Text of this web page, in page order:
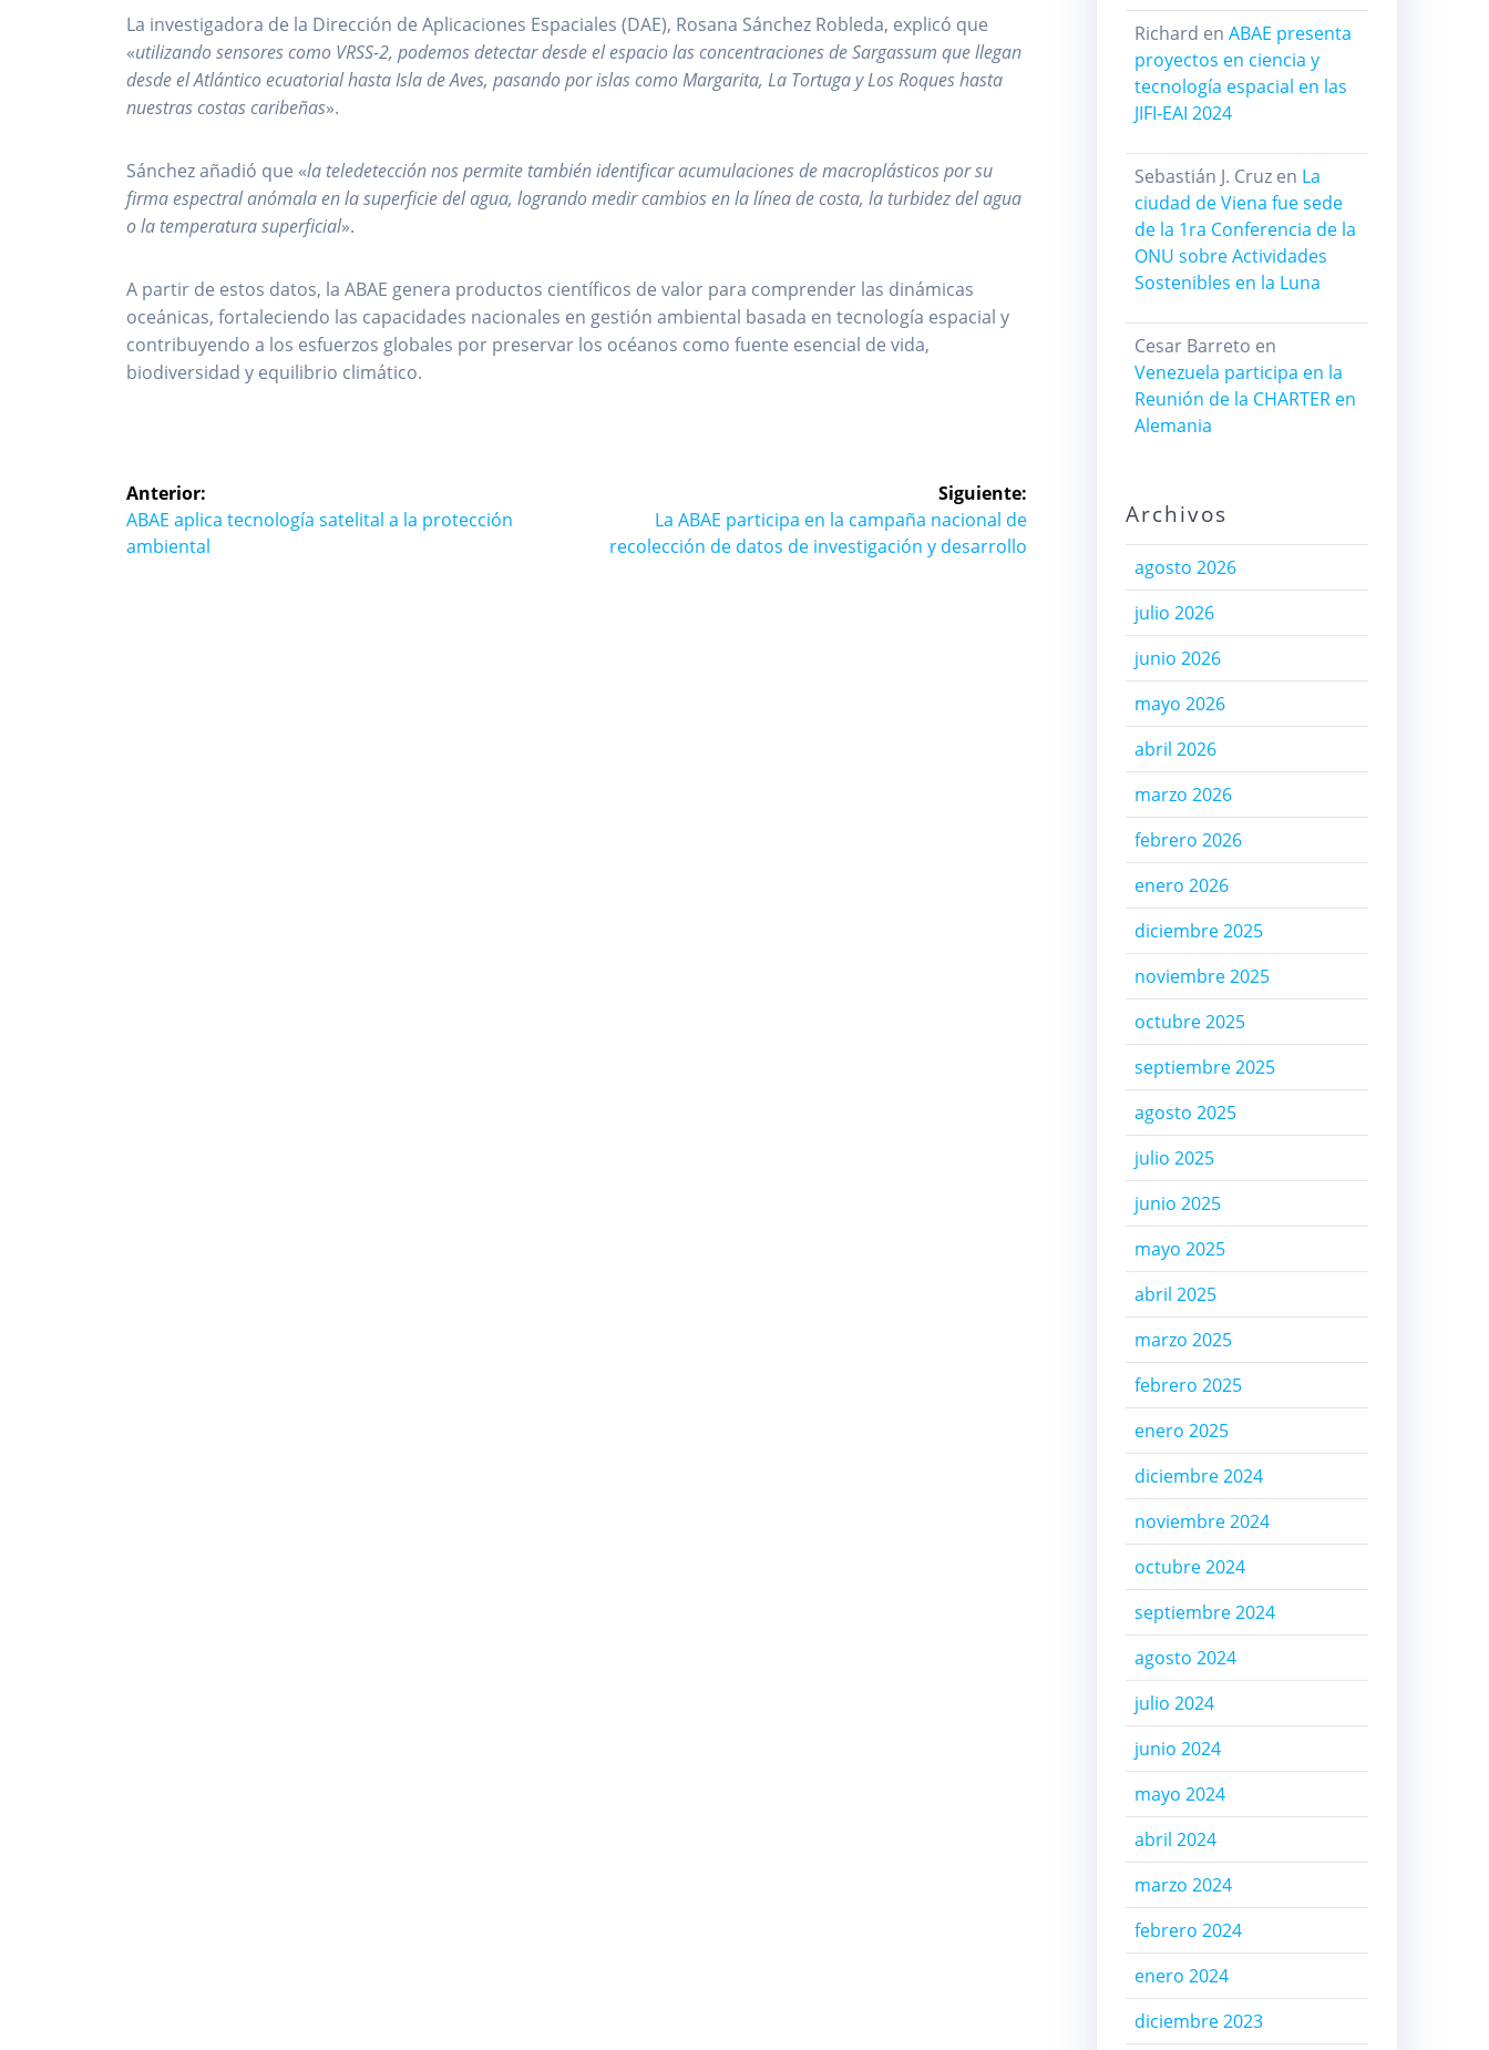
La investigadora de la Dirección de Aplicaciones Espaciales (DAE), Rosana Sánchez Robleda, explicó que
«utilizando sensores como VRSS-2, podemos detectar desde el espacio las concentraciones de Sargassum que llegan
desde el Atlántico ecuatorial hasta Isla de Aves, pasando por islas como Margarita, La Tortuga y Los Roques hasta
nuestras costas caribeñas».
Sánchez añadió que «la teledetección nos permite también identificar acumulaciones de macroplásticos por su
firma espectral anómala en la superficie del agua, logrando medir cambios en la línea de costa, la turbidez del agua
o la temperatura superficial».
A partir de estos datos, la ABAE genera productos científicos de valor para comprender las dinámicas
oceánicas, fortaleciendo las capacidades nacionales en gestión ambiental basada en tecnología espacial y
contribuyendo a los esfuerzos globales por preservar los océanos como fuente esencial de vida,
biodiversidad y equilibrio climático.
Navegación
de
Anterior:
Entrada
anterior:
ABAE aplica tecnología satelital a la protección
ambiental
Siguiente:
Siguiente
entrada:
La ABAE participa en la campaña nacional de
recolección de datos de investigación y desarrollo
Richard en ABAE presenta
proyectos en ciencia y
tecnología espacial en las
JIFI-EAI 2024
Sebastián J. Cruzen La
ciudad de Viena fue sede
de la 1ra Conferencia de la
ONU sobre Actividades
Sostenibles en la Luna
Cesar Barreto en
Venezuela participa en la
Reunión de la CHARTER en
Alemania
Archivos
agosto 2026
julio 2026
junio 2026
mayo 2026
abril 2026
marzo 2026
febrero 2026
enero 2026
diciembre 2025
noviembre 2025
octubre 2025
septiembre 2025
agosto 2025
julio 2025
junio 2025
mayo 2025
abril 2025
marzo 2025
febrero 2025
enero 2025
diciembre 2024
noviembre 2024
octubre 2024
septiembre 2024
agosto 2024
julio 2024
junio 2024
mayo 2024
abril 2024
marzo 2024
febrero 2024
enero 2024
diciembre 2023